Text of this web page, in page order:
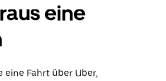
eine
eine Fahrt über Uber,